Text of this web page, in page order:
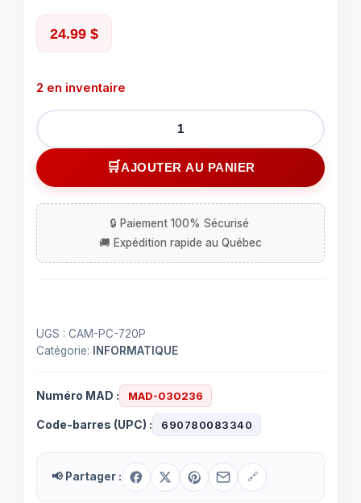
24.99 $
2 en inventaire
quantité
de
Caméra
pour
Webcam
avec
base
AJOUTER AU PANIER
UGS : CAM-PC-720P
Catégorie:
INFORMATIQUE
Numéro MAD : MAD-030236
Code-barres (UPC) : 690780083340
📢 Partager : 🔗